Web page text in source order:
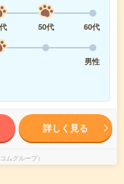
50代
60代
男性
詳しく見る
ムグループ）